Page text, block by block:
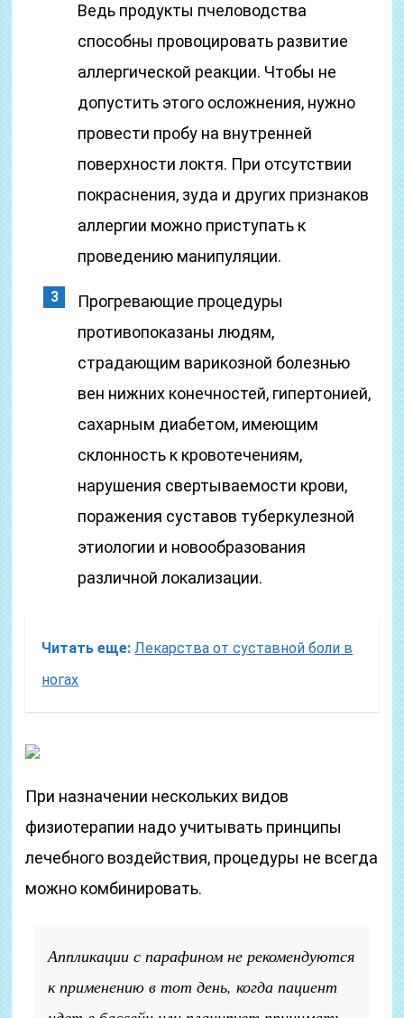
Ведь продукты пчеловодства
способны провоцировать развитие
аллергической реакции. Чтобы не
допустить этого осложнения, нужно
провести пробу на внутренней
поверхности локтя. При отсутствии
покраснения, зуда и других признаков
аллергии можно приступать к
проведению манипуляции.
Прогревающие процедуры
противопоказаны людям,
страдающим варикозной болезнью
вен нижних конечностей, гипертонией,
сахарным диабетом, имеющим
склонность к кровотечениям,
нарушения свертываемости крови,
поражения суставов туберкулезной
этиологии и новообразования
различной локализации.
Читать еще: Лекарства от суставной боли в
ногах
При назначении нескольких видов
физиотерапии надо учитывать принципы
лечебного воздействия, процедуры не всегда
можно комбинировать.
Аппликации с парафином не рекомендуются
к применению в тот день, когда пациент